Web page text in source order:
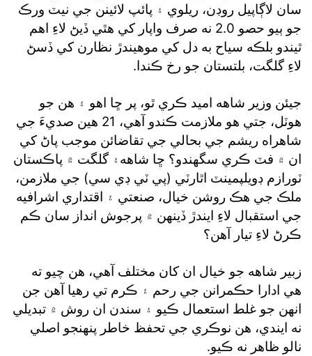
سان لاڳاپيل روڊن، ريلوي ۽ پائپ لائينن جي نيٽ ورڪ
جو ٻيو حصو 2.0 نه صرف واپار کي هٿي ڏيڻ لاءِ اهم
ٿيندو بلڪه سياح به دل کي موهيندڙ نظارن کي ڏسڻ
لاءِ گلگت، بلتستان جو رخ ڪندا.
جيئن وزير شاهه اميد ڪري ٿو، پر ڇا اهو ۽ هن جو
هوٽل، جتي هو ملازمت ڪندو آهي، 21 هين صديءَ جي
شاهراه ريشم جي بحالي جي تقاضائن موجب پاڻ کي
ان ۾ فٽ ڪري سگهندو؟ ڇا شاهه۽ گلگت ۾ پاڪستان
ٽورازم ڊويلپمينٽ اٿارٽي (پي ٽي ڊي سي) جي ملازمن،
ملڪ جي هڪ روشن خيال، صنعتي ۽ اقتداري اشرافيه
جي استقبال لاءِ ايندڙ ڏينهن ۾ پرجوش انداز سان ڪم
ڪرڻ لاءِ تيار آهن؟
زبير شاهه جو خيال ان کان مختلف آهي، هن چيو ته
هي ادارا حڪمرانن جي رحم ۽ ڪرم تي رهيا آهن جن
انهن جو غلط استعمال ڪيو ۽ سندن ان روش ۾ تبديلي
نه ايندي، هن نوڪري جي تحفظ خاطر پنهنجو اصلي
نالو ظاهر نه ڪيو.